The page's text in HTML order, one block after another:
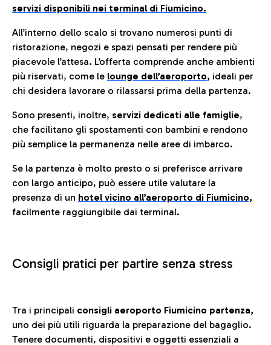
servizi disponibili nei terminal di Fiumicino.
All’interno dello scalo si trovano numerosi punti di
ristorazione, negozi e spazi pensati per rendere più
piacevole l’attesa. L’offerta comprende anche ambienti
più riservati, come le lounge dell’aeroporto, ideali per
chi desidera lavorare o rilassarsi prima della partenza.
Sono presenti, inoltre, servizi dedicati alle famiglie,
che facilitano gli spostamenti con bambini e rendono
più semplice la permanenza nelle aree di imbarco.
Se la partenza è molto presto o si preferisce arrivare
con largo anticipo, può essere utile valutare la
presenza di un hotel vicino all’aeroporto di Fiumicino,
facilmente raggiungibile dai terminal.
Consigli pratici per partire senza stress
Tra i principali consigli aeroporto Fiumicino partenza,
uno dei più utili riguarda la preparazione del bagaglio.
Tenere documenti, dispositivi e oggetti essenziali a